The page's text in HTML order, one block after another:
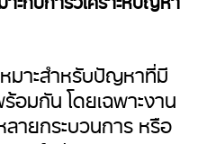
มาะสำหรับปัญหาที่มี
อมกัน โดยเฉพาะงาน
ายกระบวนการ หรือ